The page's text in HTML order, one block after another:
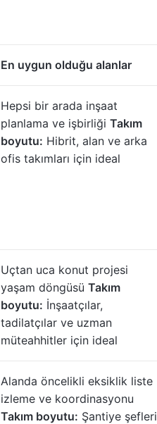
En uygun olduğu alanlar
Hepsi bir arada inşaat
planlama ve işbirliği Takım
boyutu: Hibrit, alan ve arka
ofis takımları için ideal
Uçtan uca konut projesi
yaşam döngüsü Takım
boyutu: İnşaatçılar,
tadilatçılar ve uzman
müteahhitler için ideal
Alanda öncelikli eksiklik liste
izleme ve koordinasyonu
Takım boyutu: Şantiye şefleri